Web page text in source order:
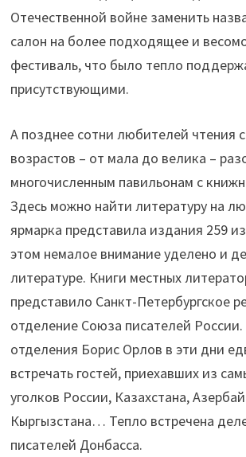
Отечественной войне заменить
салон на более подходящее и
фестиваль, что было тепло
присутствующими.
А позднее сотни любителей чтения
возрастов – от мала до велика –
многочисленным павильонам с
Здесь можно найти литературу на
ярмарка представила издания 259
этом немалое внимание уделено и
литературе. Книги местных
представило Санкт-Петербургское
отделение Союза писателей
отделения Борис Орлов в эти дни
встречать гостей, приехавших из
уголков России, Казахстана,
Кыргызстана… Тепло встречена
писателей Донбасса.